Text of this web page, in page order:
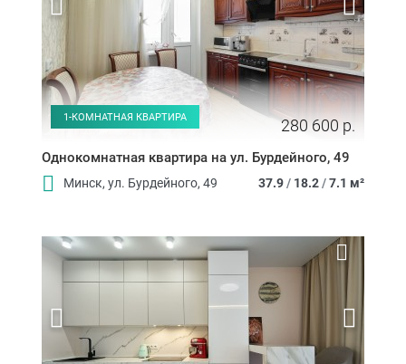
1-КОМНАТНАЯ КВАРТИРА 280 600 р.
Однокомнатная квартира на ул. Бурдейного, 49
Минск, ул. Бурдейного, 49 37.9/ 18.2/7.1 м²